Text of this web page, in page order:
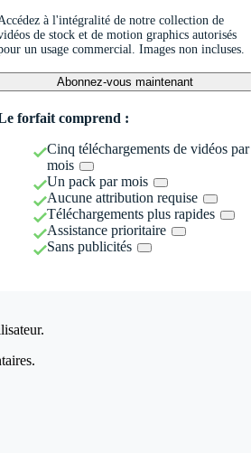
à l'intégralité de notre collection de
de stock et de motion graphics autorisés
un usage commercial. Images non incluses.
Abonnez-vous maintenant
forfait comprend :
Cinq téléchargements de vidéos par
mois
Un pack par mois
Aucune attribution requise
Téléchargements plus rapides
Assistance prioritaire
Sans publicités